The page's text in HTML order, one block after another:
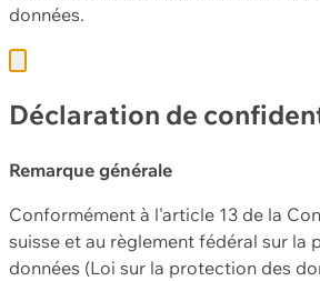
données.
Déclaration de
Remarque générale
Conformément à l'article 13 de la
suisse et au règlement fédéral sur la
données (Loi sur la protection des